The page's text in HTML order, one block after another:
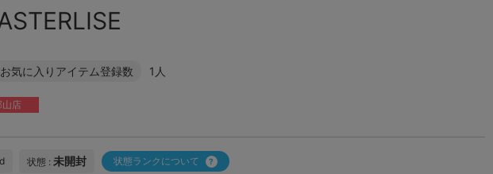
お気に入りアイテム登録数 1人
山店
状態 : 未開封 状態ランクについて